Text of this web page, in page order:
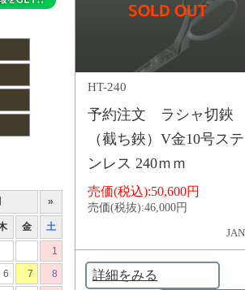
HT-240
予約注文 ラシャ切鋏
（截ち鋏）V金10号ステ
ンレス 240ｍｍ
売価(税込):50,600円
売価(税抜):46,000円
詳細をみる